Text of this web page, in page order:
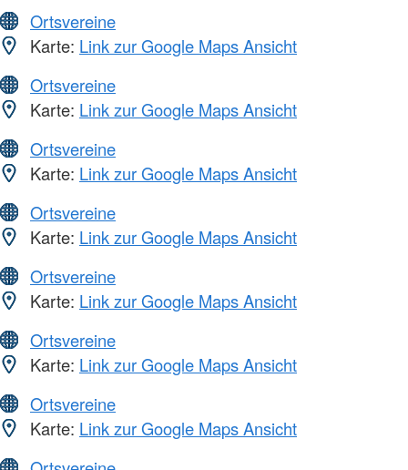
Ortsvereine
Karte: Link zur Google Maps Ansicht
Ortsvereine
Karte: Link zur Google Maps Ansicht
Ortsvereine
Karte: Link zur Google Maps Ansicht
Ortsvereine
Karte: Link zur Google Maps Ansicht
Ortsvereine
Karte: Link zur Google Maps Ansicht
Ortsvereine
Karte: Link zur Google Maps Ansicht
Ortsvereine
Karte: Link zur Google Maps Ansicht